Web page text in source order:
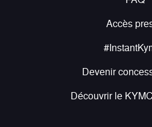
Accès
Devenir
Découvrir le